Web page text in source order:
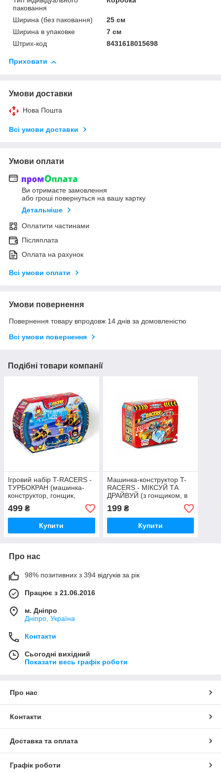
паковання
Ширина (без паковання)
25 см
Ширина в упаковке
7 см
Штрих-код
8431618015698
Приховати
Умови доставки
Нова Пошта
Всі умови доставки
Умови оплати
Ви отримаєте замовлення
або гроші повернуться на вашу картку
Детальніше
Оплатити частинами
Післяплата
Оплата на рахунок
Всі умови оплати
Умови повернення
Повернення товару впродовж 14 днів за домовленістю
Всі умови повернення
Подібні товари компанії
Ігровий набір T-RACERS -
ТУРБОКРАН (машинка-
конструктор, гонщик,
аксес.)
499 ₴
Купити
Машинка-конструктор T-
RACERS - МІКСУЙ ТА
ДРАЙВУЙ (з гонщиком, в
асорт., в дисплеї)
199₴
Купити
Про нас
98% позитивних з 394 відгуків за рік
Працює з 21.06.2016
м. Дніпро
Дніпро, Україна
Контакти
Сьогодні вихідний
Показати весь графік роботи
Про нас
Контакти
Доставка та оплата
Графік роботи